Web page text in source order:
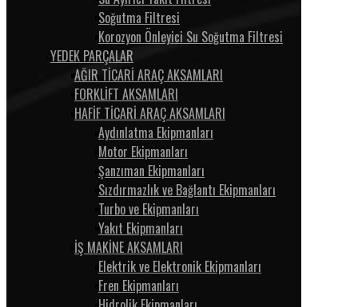
Soğutma Filtresi
Korozyon Önleyici Su Soğutma Filtresi
YEDEK PARÇALAR
AĞIR TİCARİ ARAÇ AKSAMLARI
FORKLİFT AKSAMLARI
HAFİF TİCARİ ARAÇ AKSAMLARI
Aydınlatma Ekipmanları
Motor Ekipmanları
Şanzıman Ekipmanları
Sızdırmazlık ve Bağlantı Ekipmanları
Turbo ve Ekipmanları
Yakıt Ekipmanları
İŞ MAKİNE AKSAMLARI
Elektrik ve Elektronik Ekipmanları
Fren Ekipmanları